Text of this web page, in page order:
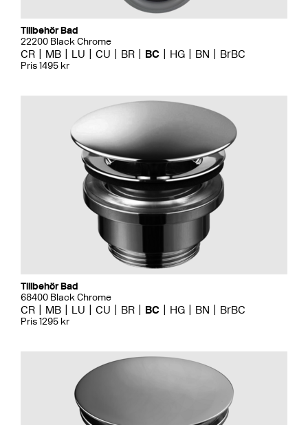
Tillbehör Bad
22200 Black Chrome
CR MB LU CU BR BC HG BN BrBC
Pris 1495 kr
Tillbehör Bad
68400 Black Chrome
CR MB LU CU BR BC HG BN BrBC
Pris 1295 kr